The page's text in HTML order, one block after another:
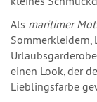
Als maritimer
Sommerkleidern,
einen Look, der
Lieblingsfarbe